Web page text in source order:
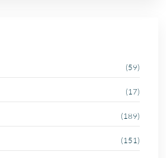
(59)
(17)
(189)
(151)